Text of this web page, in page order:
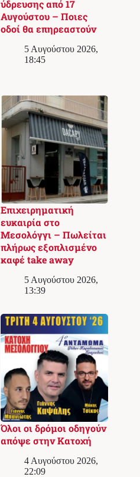
ύδρευσης από 17
Αυγούστου – Ποιες
οδοί θα επηρεαστούν
5 Αυγούστου 2026,
18:45
Επιχειρηματική
ευκαιρία στο
Μεσολόγγι – Πωλείται
πλήρως εξοπλισμένο
καφέ take away
5 Αυγούστου 2026,
13:39
Όλοι οι δρόμοι οδηγούν
απόψε στην Κατοχή
4 Αυγούστου 2026,
22:09